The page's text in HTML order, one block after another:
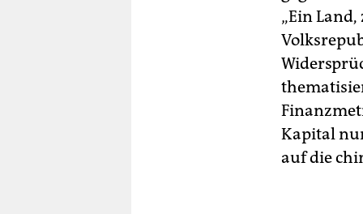
„Ein
Kapital
auf die